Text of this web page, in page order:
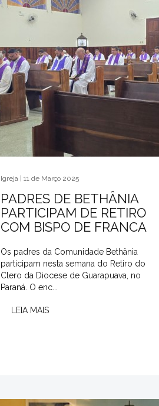
Igreja | 11 de Março 2025
PADRES DE BETHÂNIA
PARTICIPAM DE RETIRO
COM BISPO DE FRANCA
Os padres da Comunidade Bethânia
participam nesta semana do Retiro do
Clero da Diocese de Guarapuava, no
Paraná. O enc...
LEIA MAIS